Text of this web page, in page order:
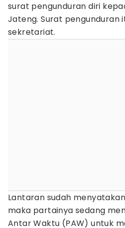
surat pengunduran diri
Jateng. Surat pengunduran
sekretariat.
Lantaran sudah
maka partainya sedang
Antar Waktu (PAW) untuk